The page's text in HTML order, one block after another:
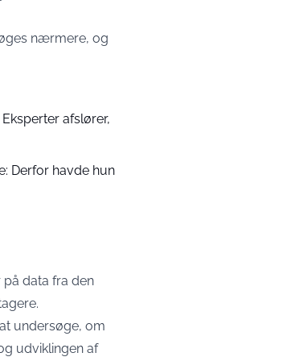
nærmere, og
afslører,
Derfor havde hun
data fra den
undersøge, om
udviklingen af